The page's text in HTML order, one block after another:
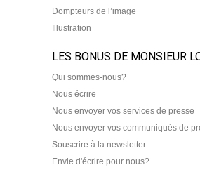
Dompteurs de l’image
Illustration
LES BONUS DE MONSIEUR
Qui sommes-nous?
Nous écrire
Nous envoyer vos services de presse
Nous envoyer vos communiqués de
Souscrire à la newsletter
Envie d'écrire pour nous?